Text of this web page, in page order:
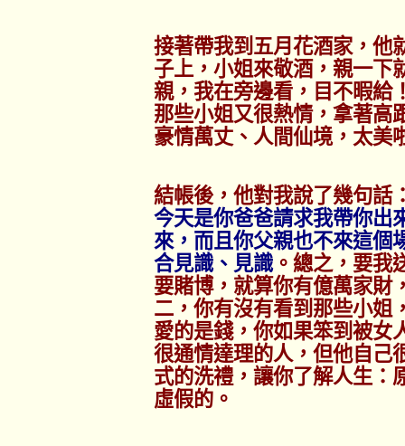
接著帶我到五月花酒家，他
子上，小姐來敬酒，親一下
親，我在旁邊看，目不暇給
那些小姐又很熱情，拿著高
豪情萬丈、人間仙境，太美
結帳後，他對我說了幾句話
今天是你爸爸請求我帶你出
來，而且你父親也不來這個
合見識、見識。總之，要我
要賭博，就算你有億萬家財
二，你有沒有看到那些小姐
愛的是錢，你如果笨到被女
很通情達理的人，但他自己
式的洗禮，讓你了解人生：
虛假的。